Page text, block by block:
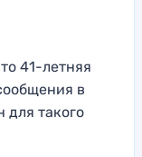
41-летняя
в
для такого